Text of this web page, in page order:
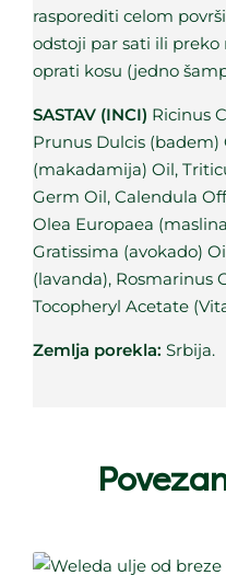
rasporediti celom
odstoji par sati ili
oprati kosu (jedno
SASTAV (INCI) Ricinus
Prunus Dulcis (badem)
(makadamija) Oil,
Germ Oil, Calendula
Olea Europaea
Gratissima (avokado)
(lavanda), Rosmarinus
Tocopheryl Acetate
Zemlja porekla: Srbija.